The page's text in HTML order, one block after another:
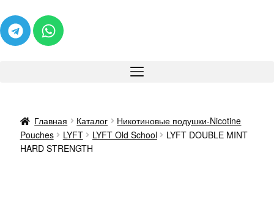
Главная Каталог
Никотиновые подушки-Nicotine
Pouches
LYFT LYFT Old School
LYFT DOUBLE MINT
HARD STRENGTH